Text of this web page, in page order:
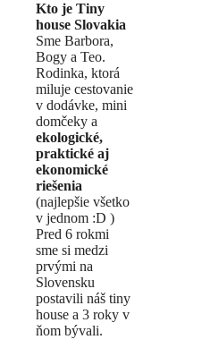
Kto je Tiny
house Slovakia
Sme Barbora,
Bogy a Teo.
Rodinka, ktorá
miluje cestovanie
v dodávke, mini
domčeky a
ekologické,
praktické aj
ekonomické
riešenia
(najlepšie všetko
v jednom :D )
Pred 6 rokmi
sme si medzi
prvými na
Slovensku
postavili náš tiny
house a 3 roky v
ňom bývali.